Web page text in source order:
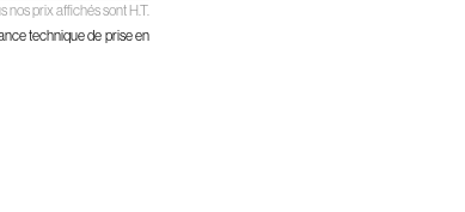
nos prix affichés sont H.T.
technique de prise en